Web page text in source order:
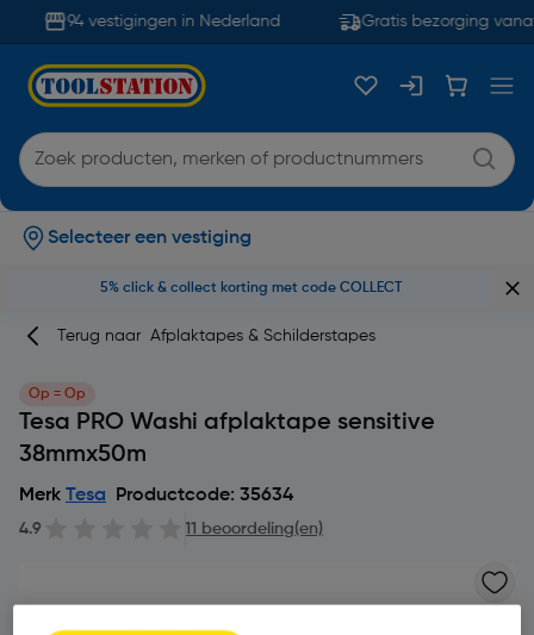
94 vestigingen in Nederland Gratis bezorging vanaf
Selecteer een vestiging
5% click & collect korting met code COLLECT
Terug naar Afplaktapes & Schilderstapes
Op = Op
Tesa PRO Washi afplaktape sensitive
38mmx50m
Merk Tesa Productcode: 35634
4.9 11 beoordeling(en)